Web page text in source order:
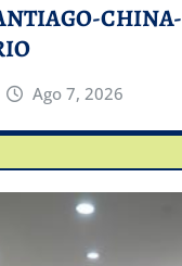
CHINA-
Ago 7, 2026